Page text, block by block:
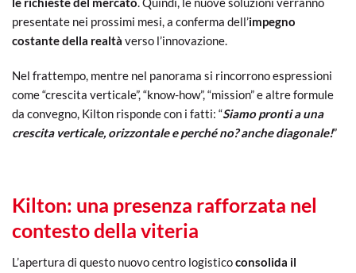
presentate nei prossimi mesi, a conferma dell’impegno
costante della realtà verso l’innovazione.
Nel frattempo, mentre nel panorama si rincorrono espressioni
come “crescita verticale”, “know-how”, “mission” e altre formule
da convegno, Kilton risponde con i fatti: “Siamo pronti a una
crescita verticale, orizzontale e perché no? anche diagonale!”
Kilton: una presenza rafforzata nel
contesto della viteria
L’apertura di questo nuovo centro logisticoconsolida il